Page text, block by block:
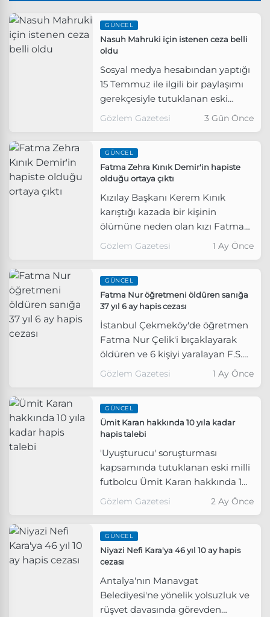
GÜNCEL
Nasuh Mahruki için istenen ceza belli
oldu
Sosyal medya hesabından yaptığı
15 Temmuz ile ilgili bir paylaşımı
gerekçesiyle tutuklanan eski
Arama Kurtarma Derneği (AKUT)
Gözlem Gazetesi 3 Gün Önce
GÜNCEL
Fatma Zehra Kınık Demir'in hapiste
olduğu ortaya çıktı
Kızılay Başkanı Kerem Kınık
karıştığı kazada bir kişinin
ölümüne neden olan kızı Fatma
Zehra Kınık Demir'in bir süredir
Gözlem Gazetesi 1 Ay Önce
GÜNCEL
Fatma Nur öğretmeni öldüren sanığa
37 yıl 6 ay hapis cezası
İstanbul Çekmeköy'de öğretmen
Fatma Nur Çelik'i bıçaklayarak
öldüren ve 6 kişiyi yaralayan F.S.B.
hakkında karar çıktı.
Gözlem Gazetesi 1 Ay Önce
GÜNCEL
Ümit Karan hakkında 10 yıla kadar
hapis talebi
'Uyuşturucu' soruşturması
kapsamında tutuklanan eski milli
futbolcu Ümit Karan hakkında 10
yıla kadar hapis cezası talep
Gözlem Gazetesi 2 Ay Önce
GÜNCEL
Niyazi Nefi Kara'ya 46 yıl 10 ay hapis
cezası
Antalya'nın Manavgat
Belediyesi'ne yönelik yolsuzluk ve
rüşvet davasında görevden